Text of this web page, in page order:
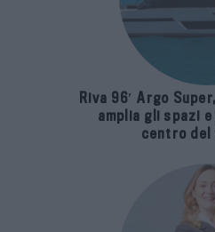
Riva 96′ Argo
amplia gli spazi
centro